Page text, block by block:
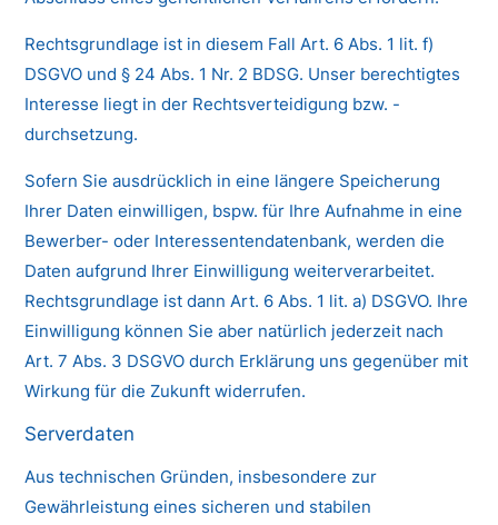
Rechtsgrundlage ist in diesem Fall Art. 6 Abs. 1 lit. f)
DSGVO und § 24 Abs. 1 Nr. 2 BDSG. Unser berechtigtes
Interesse liegt in der Rechtsverteidigung bzw. -
durchsetzung.
Sofern Sie ausdrücklich in eine längere Speicherung
Ihrer Daten einwilligen, bspw. für Ihre Aufnahme in eine
Bewerber- oder Interessentendatenbank, werden die
Daten aufgrund Ihrer Einwilligung weiterverarbeitet.
Rechtsgrundlage ist dann Art. 6 Abs. 1 lit. a) DSGVO. Ihre
Einwilligung können Sie aber natürlich jederzeit nach
Art. 7 Abs. 3 DSGVO durch Erklärung uns gegenüber mit
Wirkung für die Zukunft widerrufen.
Serverdaten
Aus technischen Gründen, insbesondere zur
Gewährleistung eines sicheren und stabilen